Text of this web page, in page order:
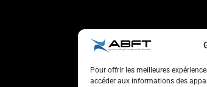
Pour offrir les meilleures
accéder aux informations des